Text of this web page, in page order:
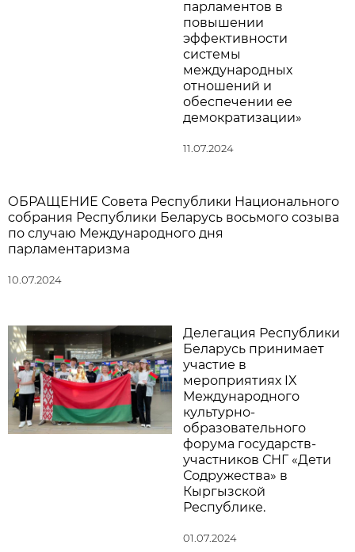
парламентов в
повышении
эффективности
системы
международных
отношений и
обеспечении ее
демократизации»
11.07.2024
ОБРАЩЕНИЕ Совета Республики Национального
собрания Республики Беларусь восьмого созыва
по случаю Международного дня
парламентаризма
10.07.2024
Делегация Республики
Беларусь принимает
участие в
мероприятиях IX
Международного
культурно-
образовательного
форума государств-
участников СНГ «Дети
Содружества» в
Кыргызской
Республике.
01.07.2024